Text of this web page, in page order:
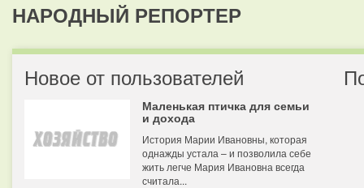
НАРОДНЫЙ РЕПОРТЕР
Новое от пользователей
Маленькая птичка для семьи
и дохода
История Марии Ивановны, которая
однажды устала – и позволила себе
жить легче Мария Ивановна всегда
считала...